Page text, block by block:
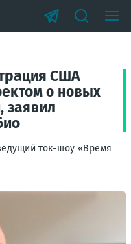
США
о новых
заявил
ток-шоу «Время